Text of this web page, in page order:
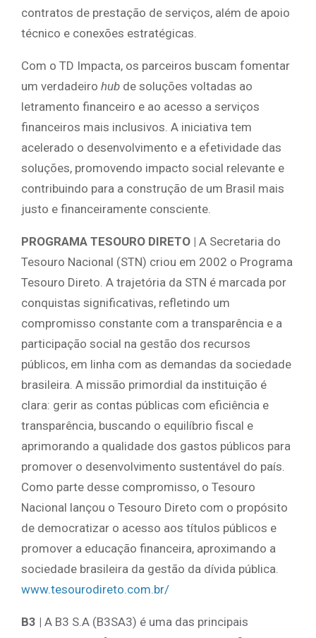
contratos de prestação de serviços, além de apoio
técnico e conexões estratégicas.
Com o TD Impacta, os parceiros buscam fomentar
um verdadeiro hub de soluções voltadas ao
letramento financeiro e ao acesso a serviços
financeiros mais inclusivos. A iniciativa tem
acelerado o desenvolvimento e a efetividade das
soluções, promovendo impacto social relevante e
contribuindo para a construção de um Brasil mais
justo e financeiramente consciente.
PROGRAMA TESOURO DIRETO | A Secretaria do
Tesouro Nacional (STN) criou em 2002 o Programa
Tesouro Direto. A trajetória da STN é marcada por
conquistas significativas, refletindo um
compromisso constante com a transparência e a
participação social na gestão dos recursos
públicos, em linha com as demandas da sociedade
brasileira. A missão primordial da instituição é
clara: gerir as contas públicas com eficiência e
transparência, buscando o equilíbrio fiscal e
aprimorando a qualidade dos gastos públicos para
promover o desenvolvimento sustentável do país.
Como parte desse compromisso, o Tesouro
Nacional lançou o Tesouro Direto com o propósito
de democratizar o acesso aos títulos públicos e
promover a educação financeira, aproximando a
sociedade brasileira da gestão da dívida pública.
www.tesourodireto.com.br/
B3 | A B3 S.A (B3SA3) é uma das principais